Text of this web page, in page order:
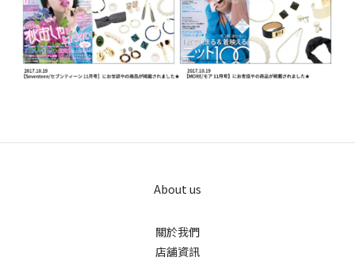
About us
關於我們
店舖資訊